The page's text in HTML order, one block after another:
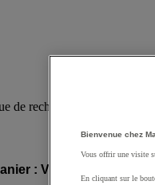
de recherche
: Vous avez ajouté
Bienvenue chez
Vous offrir une visite
En cliquant sur le